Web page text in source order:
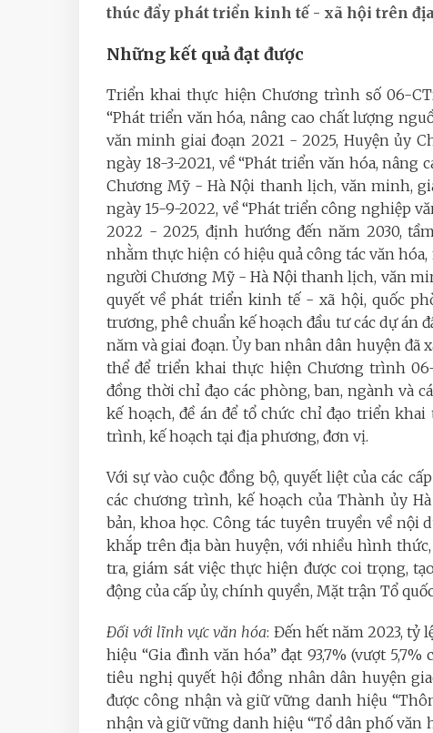
thúc đẩy phát triển kinh tế - xã hội trên
Những kết quả đạt được
Triển khai thực hiện Chương trình số 06-
“Phát triển văn hóa, nâng cao chất lượng
văn minh giai đoạn 2021 - 2025, Huyện ủy
ngày 18-3-2021, về “Phát triển văn hóa,
Chương Mỹ - Hà Nội thanh lịch, văn minh,
ngày 15-9-2022, về “Phát triển công nghiệp
2022 - 2025, định hướng đến năm 2030,
nhằm thực hiện có hiệu quả công tác văn
người Chương Mỹ - Hà Nội thanh lịch, văn
quyết về phát triển kinh tế - xã hội, quốc
trương, phê chuẩn kế hoạch đầu tư các dự án
năm và giai đoạn. Ủy ban nhân dân huyện đã
thể để triển khai thực hiện Chương trình
đồng thời chỉ đạo các phòng, ban, ngành và
kế hoạch, đề án để tổ chức chỉ đạo triển
trình, kế hoạch tại địa phương, đơn vị.
Với sự vào cuộc đồng bộ, quyết liệt của các
các chương trình, kế hoạch của Thành ủy
bản, khoa học. Công tác tuyên truyền về
khắp trên địa bàn huyện, với nhiều hình
tra, giám sát việc thực hiện được coi trọng,
động của cấp ủy, chính quyền, Mặt trận Tổ
Đối với lĩnh vực văn hóa: Đến hết năm 2023, tỷ
hiệu “Gia đình văn hóa” đạt 93,7% (vượt
tiêu nghị quyết hội đồng nhân dân huyện
được công nhận và giữ vững danh hiệu
nhận và giữ vững danh hiệu “Tổ dân phố văn